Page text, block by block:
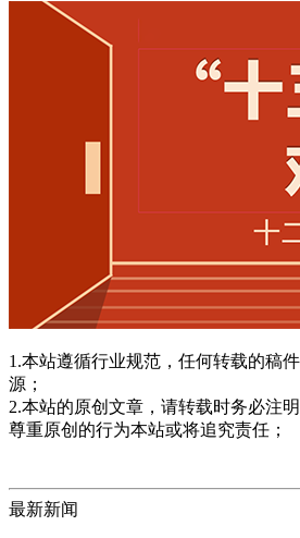
1.本站遵循行业规范，任何转载的稿
源；
2.本站的原创文章，请转载时务必注
尊重原创的行为本站或将追究责任；
最新新闻